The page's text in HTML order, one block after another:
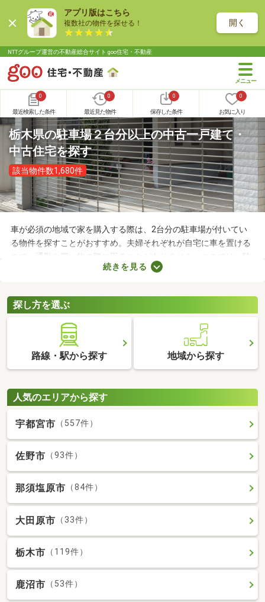
アプリ版はこちら
複数社の物件を探せる！ 開く
NTTグループ運営の不動産総合サイト goo住宅・不動産
0
最近検索した条件
0
最近見た物件
0
保存した条件
0
お気に入り
栃木県の駐車場２台分以上の中古一戸建て・
中古住宅を探す
該当物件数1,680件
車が必須の地域で家を購入する際は、2台分の駐車場が付いてい
る物件を探すことがおすすめ。夫婦それぞれが自宅に車を置ける
ので、通勤や買い物の際に困ることがありません。ここでは、駐
車場2台分以上を備えている中古の一戸建てを紹介します。物件
トをチェックしましょう。
続きを見る
探し方を選ぶ
路線・駅から探す 地域から探す
人気のエリアから探す
宇都宮市 （557件）
佐野市 （93件）
那須塩原市 （84件）
大田原市 （33件）
栃木市 （119件）
鹿沼市 （53件）